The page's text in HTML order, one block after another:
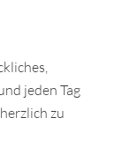
jeden Tag
zu